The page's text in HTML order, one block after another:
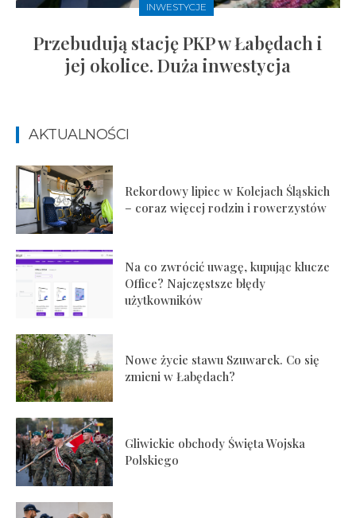
INWESTYCJE
Przebudują stację PKP w Łabędach i
jej okolice. Duża inwestycja
AKTUALNOŚCI
Rekordowy lipiec w Kolejach Śląskich
– coraz więcej rodzin i rowerzystów
Na co zwrócić uwagę, kupując klucze
Office? Najczęstsze błędy
użytkowników
Nowe życie stawu Szuwarek. Co się
zmieni w Łabędach?
Gliwickie obchody Święta Wojska
Polskiego